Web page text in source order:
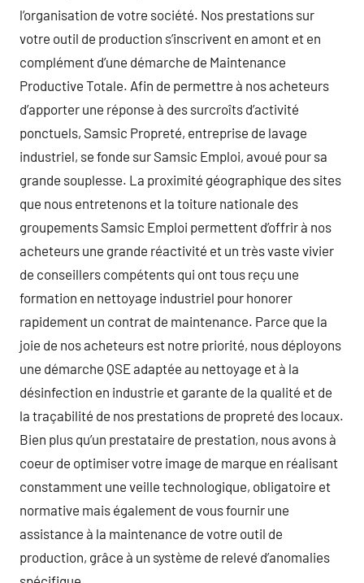
l’organisation de votre société. Nos prestations sur
votre outil de production s’inscrivent en amont et en
complément d’une démarche de Maintenance
Productive Totale. Afin de permettre à nos acheteurs
d’apporter une réponse à des surcroîts d’activité
ponctuels, Samsic Propreté, entreprise de lavage
industriel, se fonde sur Samsic Emploi, avoué pour sa
grande souplesse. La proximité géographique des sites
que nous entretenons et la toiture nationale des
groupements Samsic Emploi permettent d’offrir à nos
acheteurs une grande réactivité et un très vaste vivier
de conseillers compétents qui ont tous reçu une
formation en nettoyage industriel pour honorer
rapidement un contrat de maintenance. Parce que la
joie de nos acheteurs est notre priorité, nous déployons
une démarche QSE adaptée au nettoyage et à la
désinfection en industrie et garante de la qualité et de
la traçabilité de nos prestations de propreté des locaux.
Bien plus qu’un prestataire de prestation, nous avons à
coeur de optimiser votre image de marque en réalisant
constamment une veille technologique, obligatoire et
normative mais également de vous fournir une
assistance à la maintenance de votre outil de
production, grâce à un système de relevé d’anomalies